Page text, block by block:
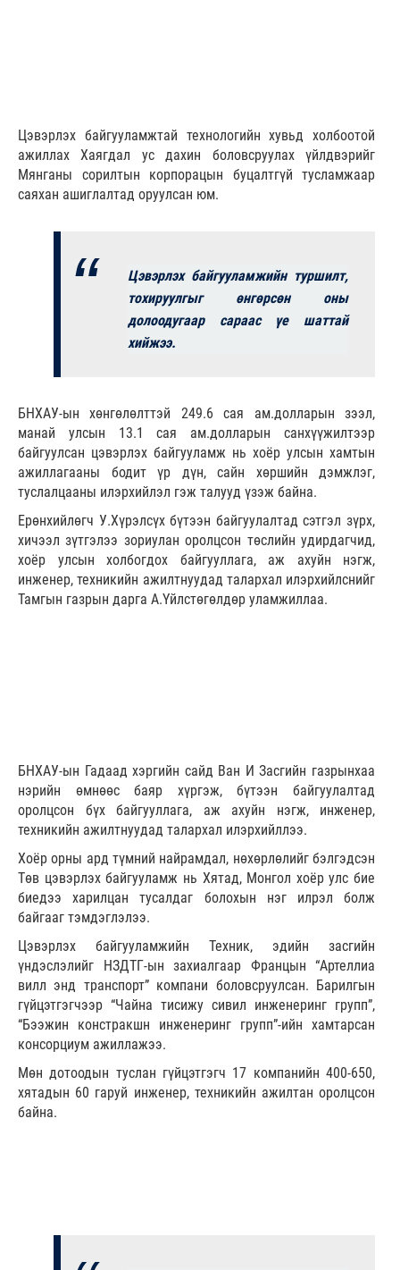
Цэвэрлэх байгууламжтай технологийн хувьд холбоотой
ажиллах Хаягдал ус дахин боловсруулах үйлдвэрийг
Мянганы сорилтын корпорацын буцалтгүй тусламжаар
саяхан ашиглалтад оруулсан юм.
Цэвэрлэх байгууламжийн туршилт,
тохируулгыг өнгөрсөн оны
долоодугаар сараас үе шаттай
хийжээ.
БНХАУ-ын хөнгөлөлттэй 249.6 сая ам.долларын зээл,
манай улсын 13.1 сая ам.долларын санхүүжилтээр
байгуулсан цэвэрлэх байгууламж нь хоёр улсын хамтын
ажиллагааны бодит үр дүн, сайн хөршийн дэмжлэг,
туслалцааны илэрхийлэл гэж талууд үзэж байна.
Ерөнхийлөгч У.Хүрэлсүх бүтээн байгуулалтад сэтгэл зүрх,
хичээл зүтгэлээ зориулан оролцсон төслийн удирдагчид,
хоёр улсын холбогдох байгууллага, аж ахуйн нэгж,
инженер, техникийн ажилтнуудад талархал илэрхийлснийг
Тамгын газрын дарга А.Үйлстөгөлдөр уламжиллаа.
БНХАУ-ын Гадаад хэргийн сайд Ван И Засгийн газрынхаа
нэрийн өмнөөс баяр хүргэж, бүтээн байгуулалтад
оролцсон бүх байгууллага, аж ахуйн нэгж, инженер,
техникийн ажилтнуудад талархал илэрхийллээ.
Хоёр орны ард түмний найрамдал, нөхөрлөлийг бэлгэдсэн
Төв цэвэрлэх байгууламж нь Хятад, Монгол хоёр улс бие
биедээ харилцан тусалдаг болохын нэг илрэл болж
байгааг тэмдэглэлээ.
Цэвэрлэх байгууламжийн Техник, эдийн засгийн
үндэслэлийг НЗДТГ-ын захиалгаар Францын “Артеллиа
вилл энд транспорт” компани боловсруулсан. Барилгын
гүйцэтгэгчээр “Чайна тисижу сивил инженеринг групп”,
“Бээжин констракшн инженеринг групп”-ийн хамтарсан
консорциум ажиллажээ.
Мөн дотоодын туслан гүйцэтгэгч 17 компанийн 400-650,
хятадын 60 гаруй инженер, техникийн ажилтан оролцсон
байна.